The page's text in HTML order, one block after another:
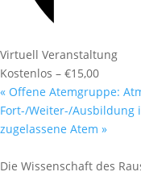
Virtuell Veranstaltung
Kostenlos – €15,00
« Offene Atemgruppe:
Fort-/Weiter-/Ausbildung
zugelassene Atem »
Die Wissenschaft des